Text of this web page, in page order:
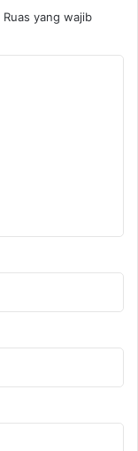
Ruas yang wajib